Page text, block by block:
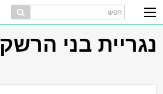
נגריית בני